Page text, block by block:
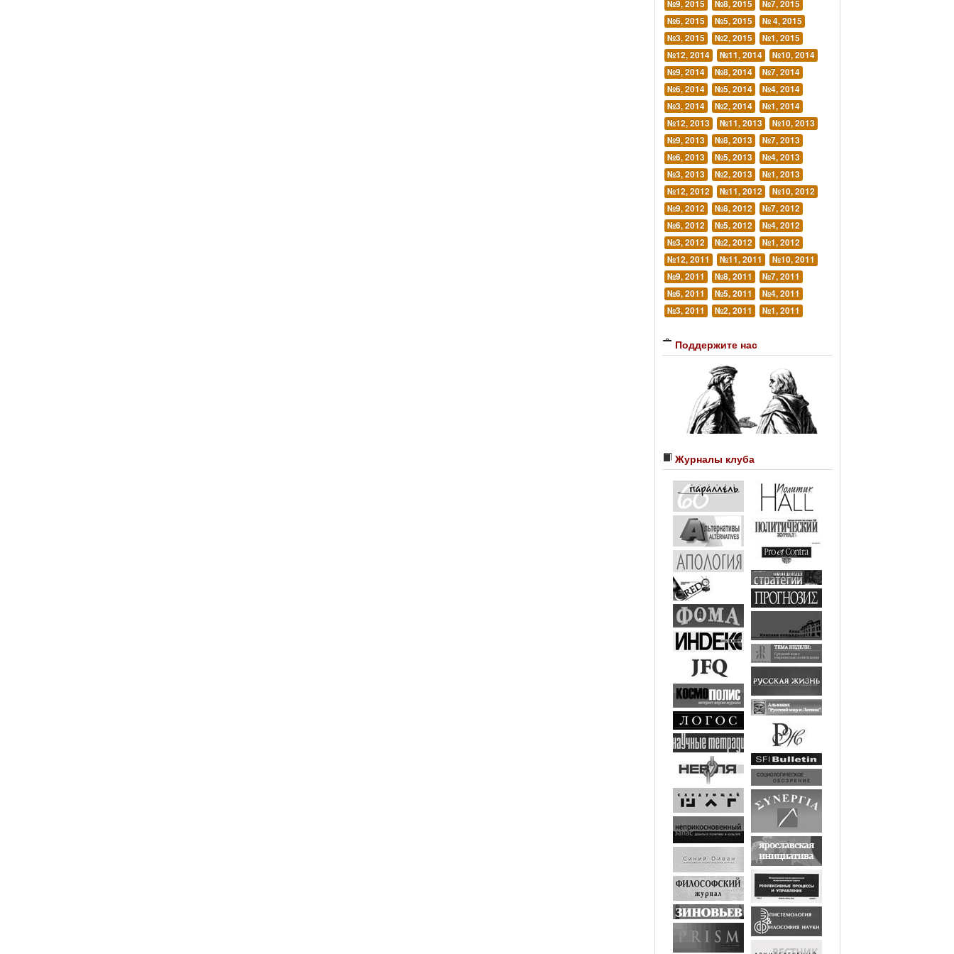
№9, 2015 №8, 2015
№7, 2015
№6, 2015
№5, 2015
№ 4, 2015
№3, 2015
№2, 2015
№1, 2015
№12, 2014
№11, 2014
№10, 2014
№9, 2014
№8, 2014
№7, 2014
№6, 2014
№5, 2014
№4, 2014
№3, 2014
№2, 2014
№1, 2014
№12, 2013
№11, 2013
№10, 2013
№9, 2013
№8, 2013
№7, 2013
№6, 2013
№5, 2013
№4, 2013
№3, 2013
№2, 2013
№1, 2013
№12, 2012
№11, 2012
№10, 2012
№9, 2012
№8, 2012
№7, 2012
№6, 2012
№5, 2012
№4, 2012
№3, 2012
№2, 2012
№1, 2012
№12, 2011
№11, 2011
№10, 2011
№9, 2011
№8, 2011
№7, 2011
№6, 2011
№5, 2011
№4, 2011
№3, 2011
№2, 2011 №1, 2011
Поддержите нас
Журналы клуба